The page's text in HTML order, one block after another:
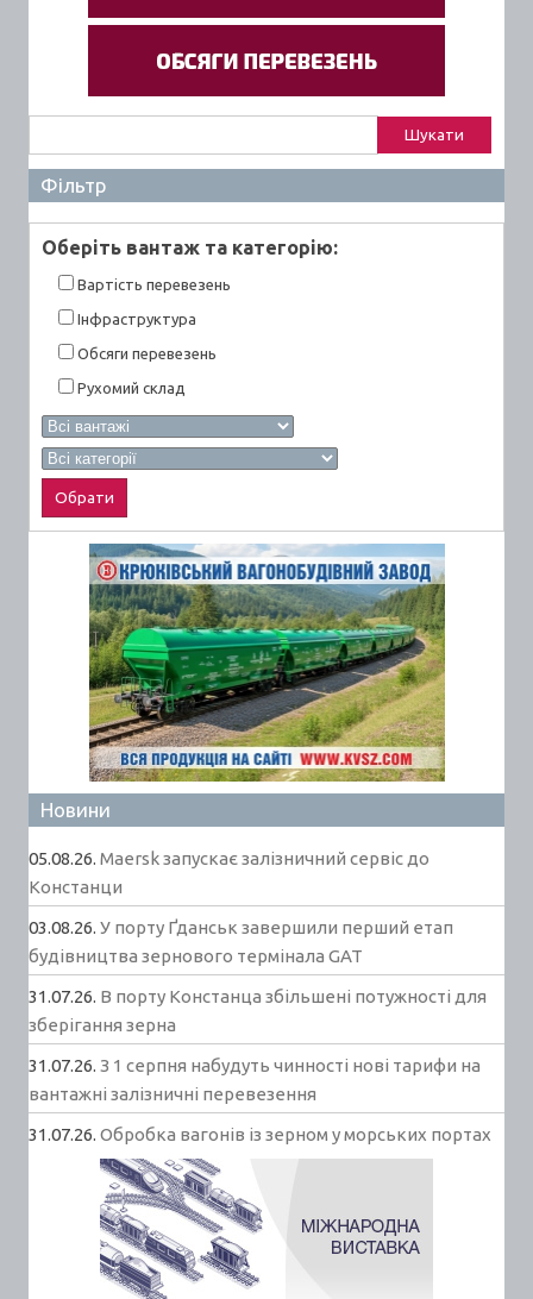
Фільтр
Оберiть вантаж та категорiю:
Вартiсть перевезень
Інфраструктура
Обсяги перевезень
Рухомий склад
Новини
05.08.26. Maersk запускає залізничний сервіс до
Констанци
03.08.26. У порту Ґданськ завершили перший етап
будівництва зернового термінала GAT
31.07.26. В порту Констанца збільшені потужності для
зберігання зерна
31.07.26. З 1 серпня набудуть чинності нові тарифи на
вантажні залізничні перевезення
31.07.26. Обробка вагонів із зерном у морських портах